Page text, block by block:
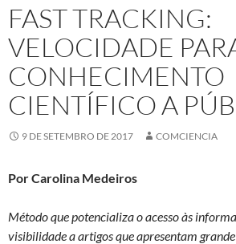
FAST TRACKING:
VELOCIDADE
CONHECIMENTO
CIENTÍFICO A
9 DE SETEMBRO DE 2017 COMCIENCIA
Por Carolina Medeiros
Método que potencializa o acesso às
visibilidade a artigos que apresentam